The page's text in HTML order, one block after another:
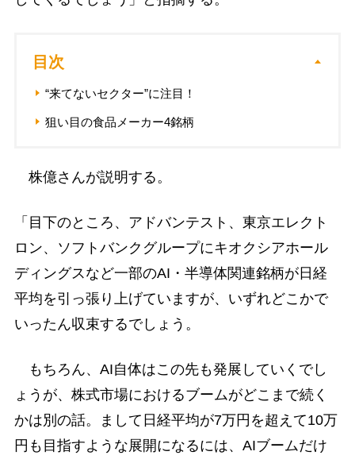
目次
“来てないセクター”に注目！
狙い目の食品メーカー4銘柄
株億さんが説明する。
「目下のところ、アドバンテスト、東京エレクト
ロン、ソフトバンクグループにキオクシアホール
ディングスなど一部のAI・半導体関連銘柄が日経
平均を引っ張り上げていますが、いずれどこかで
いったん収束するでしょう。
もちろん、AI自体はこの先も発展していくでし
ょうが、株式市場におけるブームがどこまで続く
かは別の話。まして日経平均が7万円を超えて10万
円も目指すような展開になるには、AIブームだけ